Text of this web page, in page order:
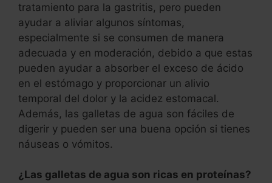
tratamiento para la gastritis, pero pueden
ayudar a aliviar algunos síntomas,
especialmente si se consumen de manera
adecuada y en moderación, debido a que estas
pueden ayudar a absorber el exceso de ácido
en el estómago y proporcionar un alivio
temporal del dolor y la acidez estomacal.
Además, las galletas de agua son fáciles de
digerir y pueden ser una buena opción si tienes
náuseas o vómitos.
¿Las galletas de agua son ricas en proteínas?